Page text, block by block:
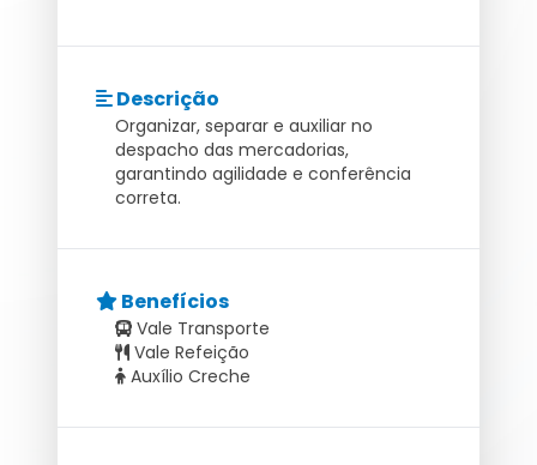
Descrição
Organizar, separar e auxiliar no
despacho das mercadorias,
garantindo agilidade e conferência
correta.
Benefícios
Vale Transporte
Vale Refeição
Auxílio Creche